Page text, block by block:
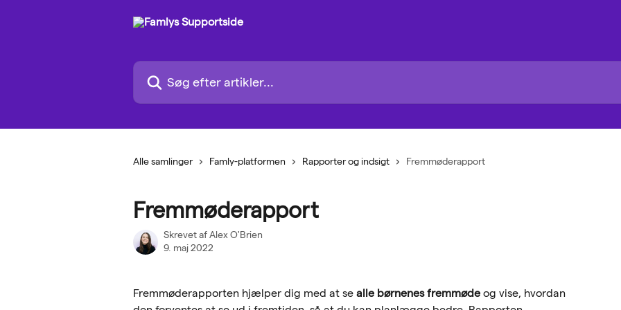
Søg efter artikler...
Alle samlinger Famly-platformen Rapporter og indsigt Fremmøderapport
Fremmøderapport
Skrevet afAlex O'Brien
9. maj 2022
Fremmøderapporten hjælper dig med at se alle børnenes fremmøde og vise, hvordan